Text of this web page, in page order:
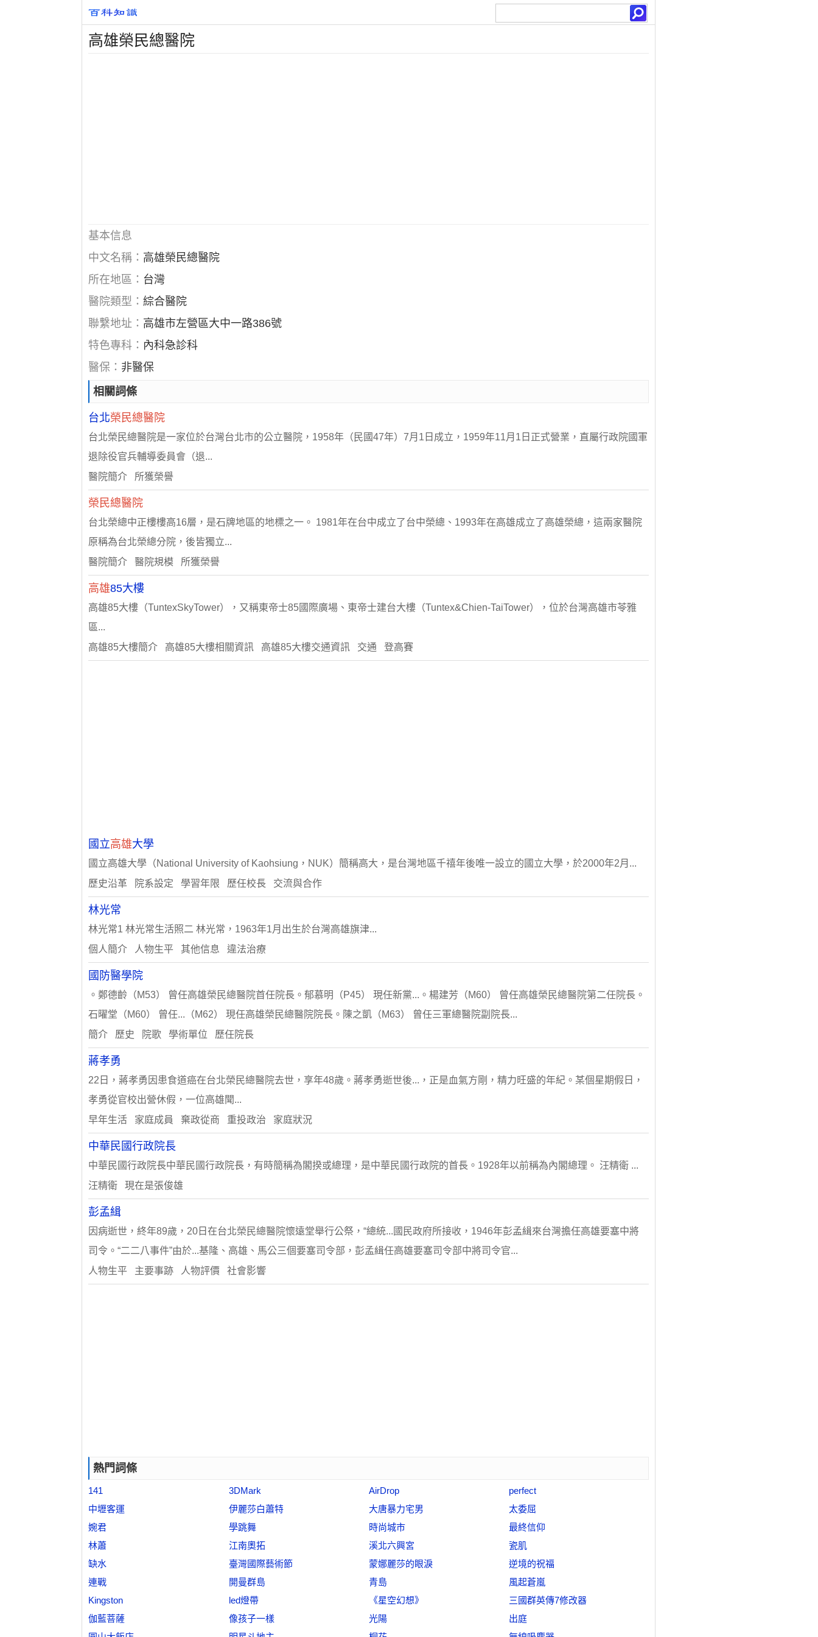
高雄榮民總醫院
基本信息
中文名稱： 高雄榮民總醫院
所在地區： 台灣
醫院類型：綜合醫院
聯繫地址： 高雄市左營區大中一路386號
特色專科： 內科急診科
醫保： 非醫保
相關詞條
台北榮民總醫院
台北榮民總醫院是一家位於台灣台北市的公立醫院，1958年（民國47年）7月1日成立，1959年11月1日正式營業，直屬行政院國軍
退除役官兵輔導委員會（退...
醫院簡介 所獲榮譽
榮民總醫院
台北榮總中正樓樓高16層，是石牌地區的地標之一。 1981年在台中成立了台中榮總、1993年在高雄成立了高雄榮總，這兩家醫院
原稱為台北榮總分院，後皆獨立...
醫院簡介 醫院規模 所獲榮譽
高雄85大樓
高雄85大樓（TuntexSkyTower），又稱東帝士85國際廣場、東帝士建台大樓（Tuntex&Chien-TaiTower），位於台灣高雄市苓雅
區...
高雄85大樓簡介 高雄85大樓相關資訊 高雄85大樓交通資訊 交通 登高賽
國立高雄大學
國立高雄大學（National University of Kaohsiung，NUK）簡稱高大，是台灣地區千禧年後唯一設立的國立大學，於2000年2月...
歷史沿革 院系設定 學習年限 歷任校長 交流與合作
林光常
林光常1 林光常生活照二 林光常，1963年1月出生於台灣高雄旗津...
個人簡介 人物生平 其他信息 違法治療
國防醫學院
。鄭德齡（M53） 曾任高雄榮民總醫院首任院長。郁慕明（P45） 現任新黨...。楊建芳（M60） 曾任高雄榮民總醫院第二任院長。
石曜堂（M60） 曾任...（M62） 現任高雄榮民總醫院院長。陳之凱（M63） 曾任三軍總醫院副院長...
簡介 歷史 院歌 學術單位 歷任院長
蔣孝勇
22日，蔣孝勇因患食道癌在台北榮民總醫院去世，享年48歲。蔣孝勇逝世後...，正是血氣方剛，精力旺盛的年紀。某個星期假日，
孝勇從官校出營休假，一位高雄聞...
早年生活 家庭成員 棄政從商 重投政治 家庭狀況
中華民國行政院長
中華民國行政院長中華民國行政院長，有時簡稱為閣揆或總理，是中華民國行政院的首長。1928年以前稱為內閣總理。 汪精衛 ...
汪精衛 現在是張俊雄
彭孟緝
因病逝世，終年89歲，20日在台北榮民總醫院懷遠堂舉行公祭，“總統...國民政府所接收，1946年彭孟緝來台灣擔任高雄要塞中將
司令。“二二八事件”由於...基隆、高雄、馬公三個要塞司令部，彭孟緝任高雄要塞司令部中將司令官...
人物生平 主要事跡 人物評價 社會影響
熱門詞條
141 3DMark AirDrop
perfect
中壢客運
伊麗莎白蕭特 大唐暴力宅男
太委屈
婉君
學跳舞 時尚城市
最終信仰
林蕭
江南奧拓 溪北六興宮
瓷肌
缺水
臺灣國際藝術節 蒙娜麗莎的眼淚
逆境的祝福
連戰
開曼群島 青島
風起蒼嵐
Kingston
led燈帶 《星空幻想》
三國群英傳7修改器
伽藍菩薩
像孩子一樣 光陽
出庭